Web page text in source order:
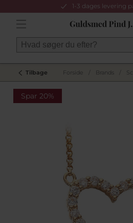
1-3 dages levering
Tilbage Forside Brands
Spar 20%